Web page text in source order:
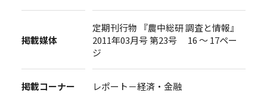
掲載媒体
定期刊行物 『農中総研 調査と情報』
2011年03月号 第23号 16 ～ 17ペー
ジ
掲載コーナー レポート－経済・金融